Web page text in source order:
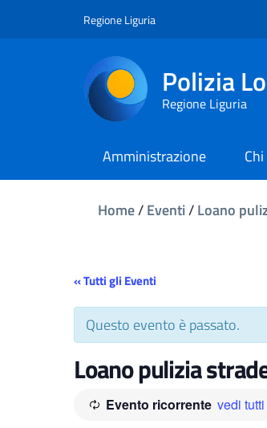
Regione Liguria
Polizia
Regione Liguria
Amministrazione
Home/Eventi/Loano
« Tutti gli Eventi
Questo evento è passato.
Loano pulizia
Evento ricorrente vedi tutti